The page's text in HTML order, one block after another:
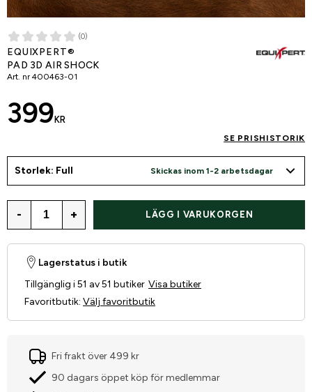
(0)
EQUIXPERT®
PAD 3D AIR SHOCK
Art. nr 400463-01
399 KR
SE PRISHISTORIK
Storlek: Full Skickas inom 1-2 arbetsdagar
- + LÄGG I VARUKORGEN
Lagerstatus i butik
Tillgänglig i 51 av 51 butiker Visa butiker
Favoritbutik: Välj favoritbutik
Fri frakt över 499 kr
90 dagars öppet köp för medlemmar